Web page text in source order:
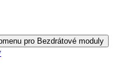
pro Bezdrátové moduly